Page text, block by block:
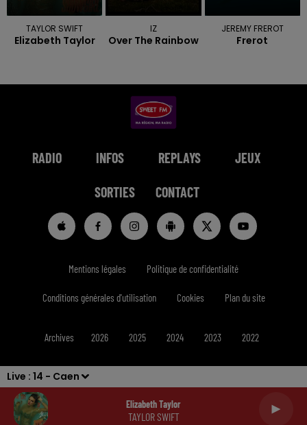
Live : 14 - Caen
Elizabeth Taylor
TAYLOR SWIFT
TAYLOR SWIFT
Elizabeth Taylor
IZ
Over The Rainbow
JEREMY FREROT
Frerot
RADIO INFOS REPLAYS JEUX
SORTIES CONTACT
Mentions légales Politique de confidentialité
Conditions générales d'utilisation Cookies Plan du site
Archives 2026 2025 2024 2023 2022